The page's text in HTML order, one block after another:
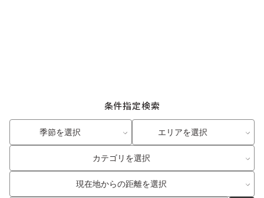
条件指定検索
季節を選択 エリアを選択
カテゴリを選択
現在地からの距離を選択